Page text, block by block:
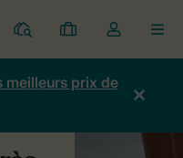
Parcs
Mes
réservations
Toggle
the
my
account
meilleurs prix de